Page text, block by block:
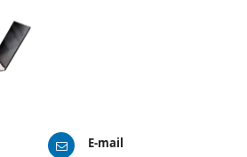
E-mail